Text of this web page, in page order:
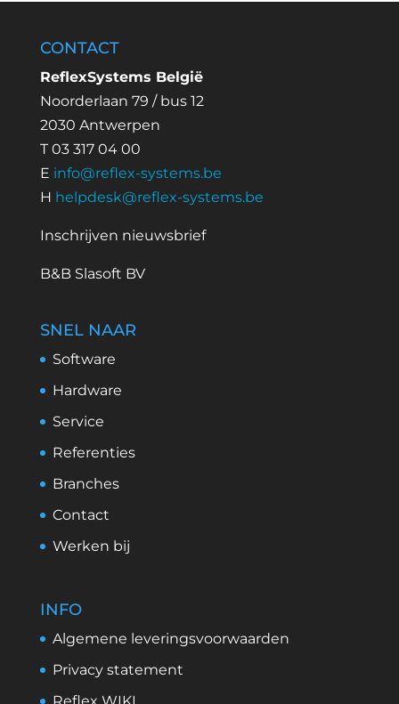
CONTACT
ReflexSystems België
Noorderlaan 79 / bus 12
2030 Antwerpen
T 03 317 04 00
E info@reflex-systems.be
H helpdesk@reflex-systems.be
Inschrijven nieuwsbrief
B&B Slasoft BV
SNEL NAAR
Software
Hardware
Service
Referenties
Branches
Contact
Werken bij
INFO
Algemene leveringsvoorwaarden
Privacy statement